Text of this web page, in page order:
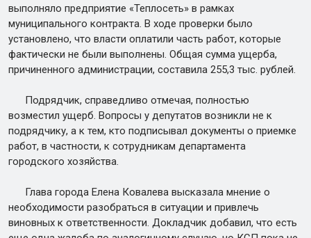
выполняло предприятие «Теплосеть» в рамках
муниципального контракта. В ходе проверки было
установлено, что власти оплатили часть работ, которые
фактически не были выполнены. Общая сумма ущерба,
причиненного администрации, составила 255,3 тыс. рублей.
Подрядчик, справедливо отмечая, полностью
возместил ущерб. Вопросы у депутатов возникли не к
подрядчику, а к тем, кто подписывал документы о приемке
работ, в частности, к сотрудникам департамента
городского хозяйства.
Глава города Елена Ковалева высказала мнение о
необходимости разобраться в ситуации и привлечь
виновных к ответственности. Докладчик добавил, что есть